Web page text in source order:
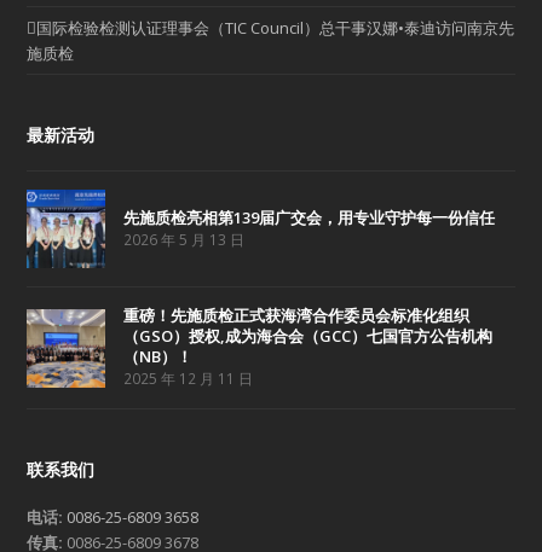
国际检验检测认证理事会（TIC Council）总干事汉娜•泰迪访问南京先
施质检
最新活动
先施质检亮相第139届广交会，用专业守护每一份信任
2026 年 5 月 13 日
重磅！先施质检正式获海湾合作委员会标准化组织
（GSO）授权,成为海合会（GCC）七国官方公告机构
（NB）！
2025 年 12 月 11 日
联系我们
电话: 0086-25-6809 3658
传真: 0086-25-6809 3678